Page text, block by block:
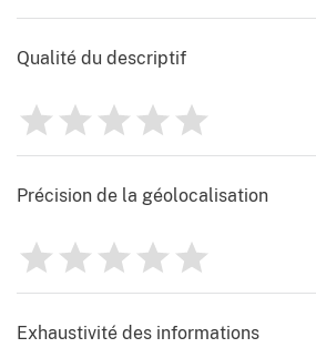
Qualité du descriptif
Évaluation
0
1 2 3 4 5
Précision de la géolocalisation
Évaluation
0
1 2 3 4 5
Exhaustivité des informations